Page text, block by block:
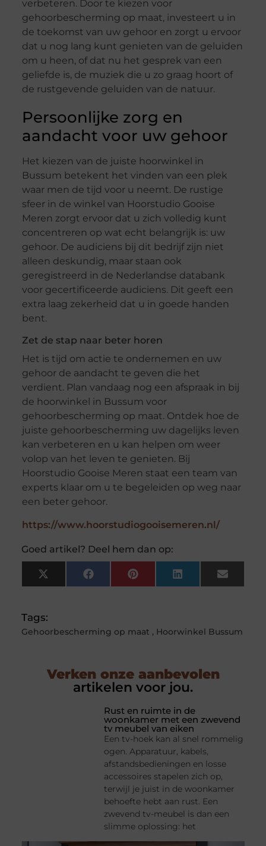
verbeteren. Door te kiezen voor
gehoorbescherming op maat, investeert u in
de toekomst van uw gehoor en zorgt u ervoor
dat u nog lang kunt genieten van de geluiden
om u heen, of dat nu het gesprek van een
geliefde is, de muziek die u zo graag hoort of
de rustgevende geluiden van de natuur.
Persoonlijke zorg en
aandacht voor uw gehoor
Het kiezen van de juiste hoorwinkel in
Bussum betekent het vinden van een plek
waar men de tijd voor u neemt. De rustige
sfeer in de winkel van Hoorstudio Gooise
Meren zorgt ervoor dat u zich volledig kunt
concentreren op wat echt belangrijk is: uw
gehoor. De audiciens bij dit bedrijf zijn niet
alleen deskundig, maar staan ook
geregistreerd in de Nederlandse databank
voor gecertificeerde audiciens. Dit geeft een
extra laag zekerheid dat u in goede handen
bent.
Zet de stap naar beter horen
Het is tijd om actie te ondernemen en uw
gehoor de aandacht te geven die het
verdient. Plan vandaag nog een afspraak in bij
de hoorwinkel in Bussum voor
gehoorbescherming op maat. Ontdek hoe de
juiste gehoorbescherming uw dagelijks leven
kan verbeteren en u kan helpen om weer
volop van het leven te genieten. Bij
Hoorstudio Gooise Meren staat een team van
experts klaar om u te begeleiden op weg naar
een beter gehoor.
https://www.hoorstudiogooisemeren.nl/
Goed artikel? Deel hem dan op:
X
(Twitter)
FacebookPinterestLinkedInEmail
Tags:
Gehoorbescherming op maat , Hoorwinkel Bussum
Verken onze aanbevolen
artikelen voor jou.
Rust en ruimte in de
woonkamer met een zwevend
tv meubel van eiken
Een tv-hoek kan al snel rommelig
ogen. Apparatuur, kabels,
afstandsbedieningen en losse
accessoires stapelen zich op,
terwijl je juist in de woonkamer
behoefte hebt aan rust. Een
zwevend tv-meubel is dan een
slimme oplossing: het